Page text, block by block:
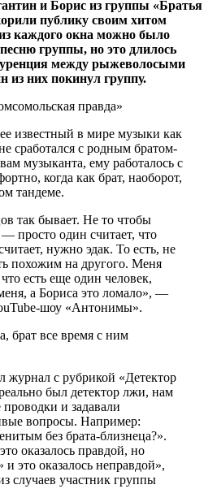
и Борис из группы «Братья
публику своим хитом
каждого окна можно было
группы, но это длилось
между рыжеволосыми
из них покинул группу.
правда»
известный в мире музыки как
сработался с родным братом-
музыканта, ему работалось с
когда как брат, наоборот,
тандеме.
так бывает. Не то чтобы
— просто один считает, что
нужно эдак. То есть, не
похожим на другого. Меня
есть еще один человек,
а Бориса это ломало», —
шоу «Антонимы».
брат все время с ним
с рубрикой «Детектор
был детектор лжи, нам
и задавали
вопросы. Например:
без брата-близнеца?».
оказалось правдой, но
и это оказалось неправдой»,
случаев участник группы